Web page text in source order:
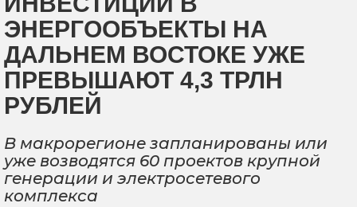
ЭНЕРГООБЪЕКТЫ НА
ДАЛЬНЕМ ВОСТОКЕ УЖЕ
ПРЕВЫШАЮТ 4,3 ТРЛН
РУБЛЕЙ
В макрорегионе запланированы или
уже возводятся 60 проектов крупной
генерации и электросетевого
комплекса